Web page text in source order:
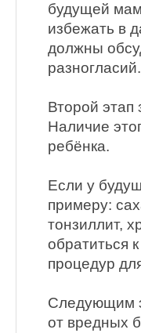
будущей
избежать в
должны
Второй этап
Наличие
ребёнка.
Если у
примеру:
тонзиллит,
обратиться
процедур
Следующим
от вредных